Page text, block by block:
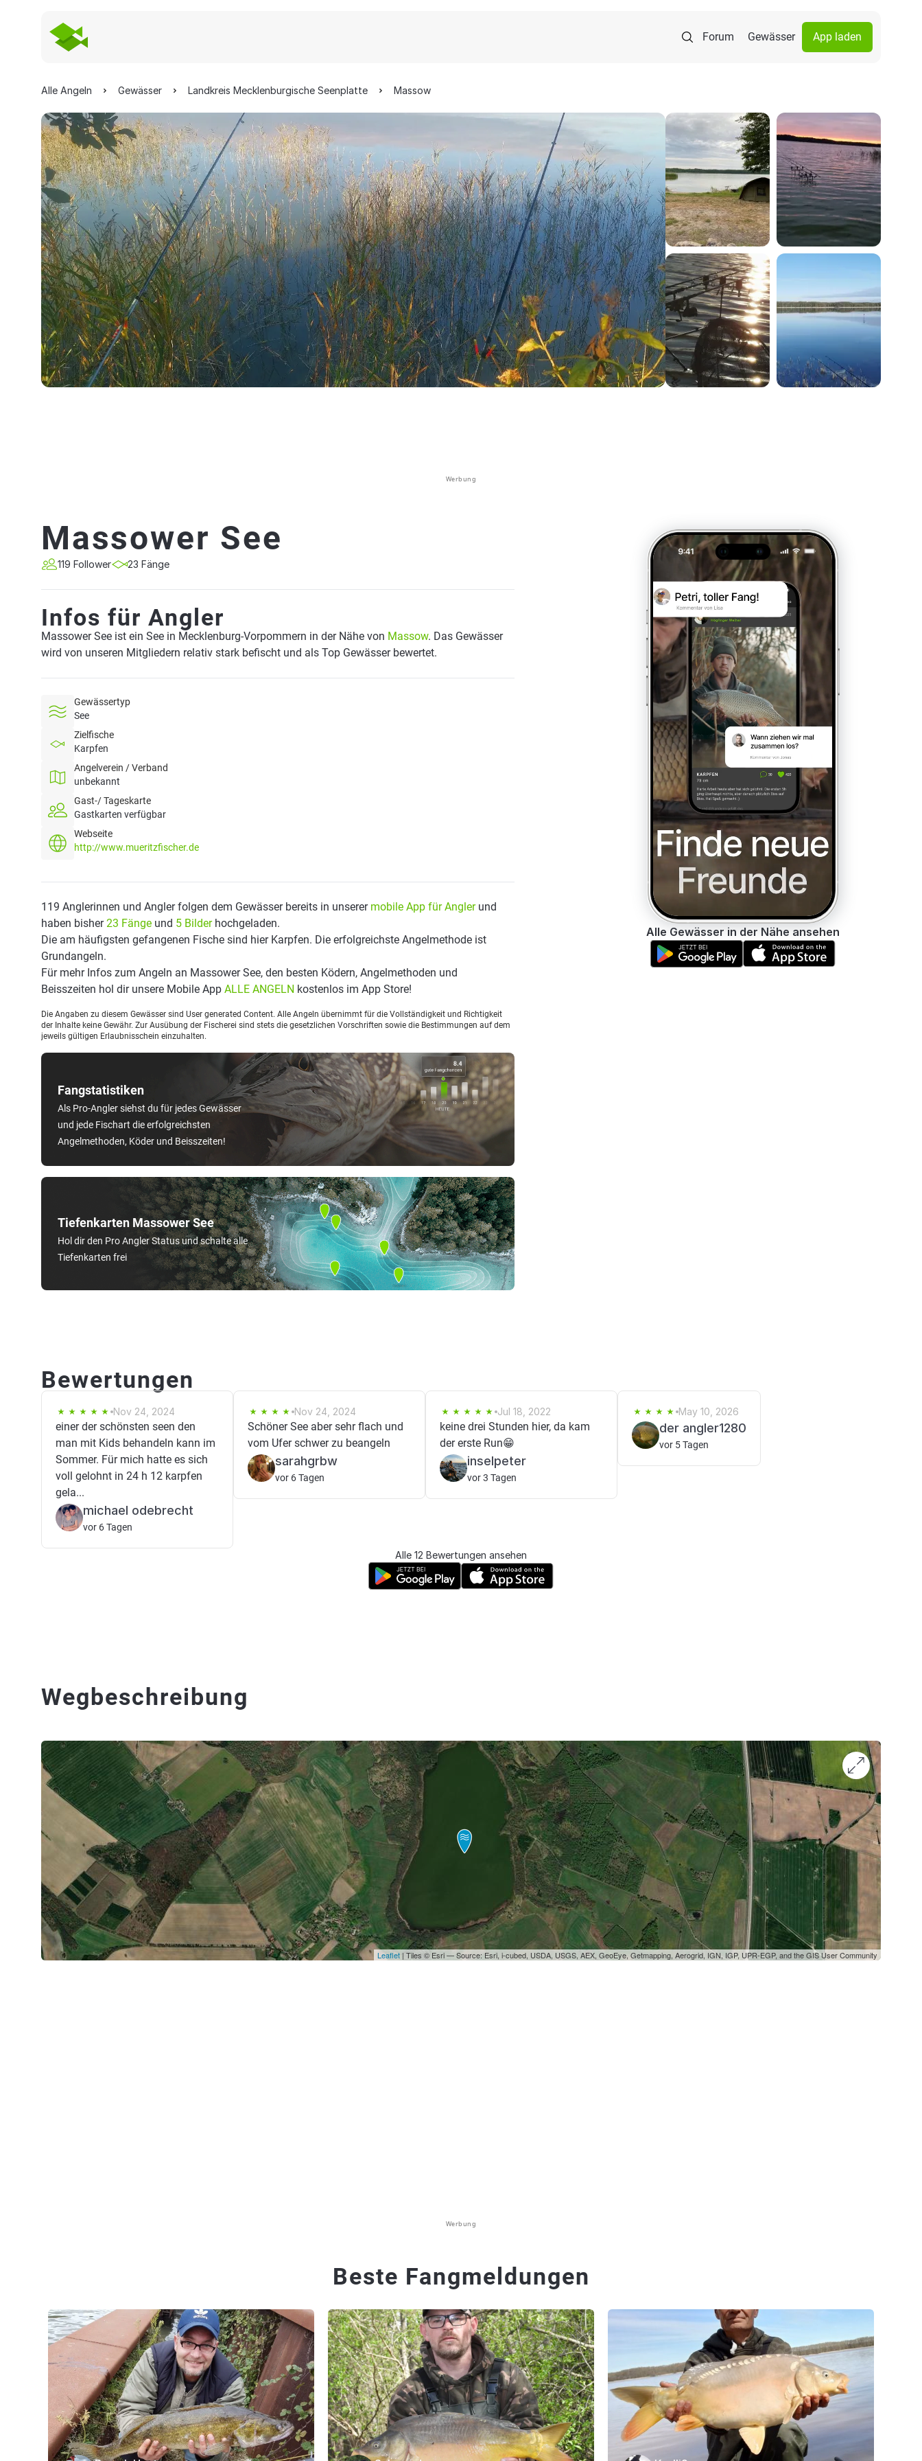
Forum Gewässer App laden
Alle Angeln Gewässer Landkreis Mecklenburgische Seenplatte Massow
Werbung
Massower See
119 Follower 23 Fänge
Infos für Angler
Massower See ist ein See in Mecklenburg-Vorpommern in der Nähe von Massow. Das Gewässer
wird von unseren Mitgliedern relativ stark befischt und als Top Gewässer bewertet.
Gewässertyp
See
Zielfische
Karpfen
Angelverein / Verband
unbekannt
Gast-/ Tageskarte
Gastkarten verfügbar
Webseite
http://www.mueritzfischer.de
Tiefenkarten Massower See
Hol dir den Pro Angler Status und schalte alle
Tiefenkarten frei
Fangstatistiken
Als Pro-Angler siehst du für jedes Gewässer
und jede Fischart die erfolgreichsten
Angelmethoden, Köder und Beisszeiten!
119 Anglerinnen und Angler folgen dem Gewässer bereits in unserer mobile App für Anglerund
haben bisher23 Fänge und 5 Bilderhochgeladen.
Die am häufigsten gefangenen Fische sind hier Karpfen. Die erfolgreichste Angelmethode ist
Grundangeln.
Für mehr Infos zum Angeln an Massower See, den besten Ködern, Angelmethoden und
Beisszeiten hol dir unsere Mobile App ALLE ANGELN kostenlos im App Store!
Die Angaben zu diesem Gewässer sind User generated Content. Alle Angeln übernimmt für die Vollständigkeit und Richtigkeit
der Inhalte keine Gewähr. Zur Ausübung der Fischerei sind stets die gesetzlichen Vorschriften sowie die Bestimmungen auf dem
jeweils gültigen Erlaubnisschein einzuhalten.
Alle Gewässer in der Nähe ansehen
Bewertungen
Nov 24, 2024
einer der schönsten seen den
man mit Kids behandeln kann im
Sommer. Für mich hatte es sich
voll gelohnt in 24 h 12 karpfen
gela...
michael odebrecht
vor 6 Tagen
Nov 24, 2024
Schöner See aber sehr flach und
vom Ufer schwer zu beangeln
sarahgrbw
vor 6 Tagen
Jul 18, 2022
keine drei Stunden hier, da kam
der erste Run😁
inselpeter
vor 3 Tagen
May 10, 2026
der angler1280
vor 5 Tagen
Alle 12 Bewertungen ansehen
Wegbeschreibung
Leaflet | Tiles © Esri — Source: Esri, i-cubed, USDA, USGS, AEX, GeoEye, Getmapping, Aerogrid, IGN, IGP, UPR-EGP, and the GIS User Community
Werbung
Beste Fangmeldungen